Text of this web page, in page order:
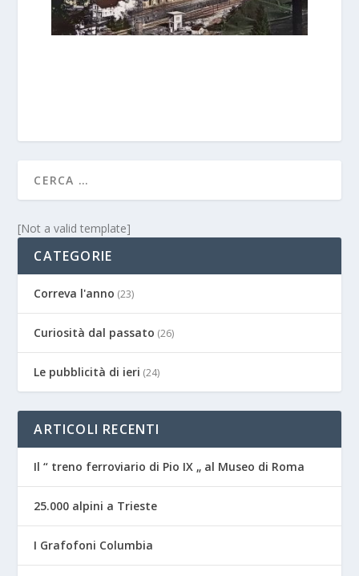
[Not a valid template]
CATEGORIE
Correva l'anno (23)
Curiosità dal passato (26)
Le pubblicità di ieri (24)
ARTICOLI RECENTI
Il “ treno ferroviario di Pio IX „ al Museo di Roma
25.000 alpini a Trieste
I Grafofoni Columbia